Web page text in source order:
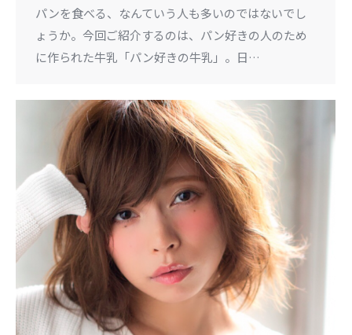
パンを食べる、なんていう人も多いのではないでし
ょうか。今回ご紹介するのは、パン好きの人のため
に作られた牛乳「パン好きの牛乳」。日…